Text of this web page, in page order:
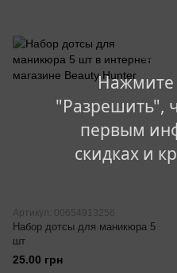
Нажмите
"Разрешить",
первым
скидках и
Артикул: 00654913256
Набор дотсы для маникюра 5
шт
25.00 грн